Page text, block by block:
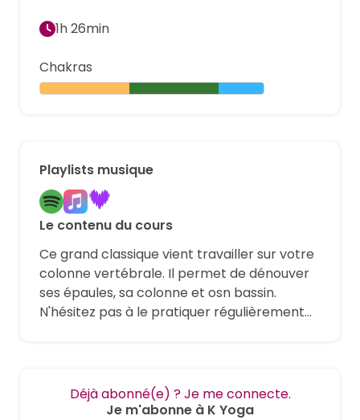
Chakras
1h 26min
Playlists musique
Le contenu du cours
Ce grand classique vient travailler sur votre
colonne vertébrale. Il permet de dénouver
ses épaules, sa colonne et osn bassin.
N'hésitez pas à le pratiquer régulièrement...
Déjà abonné(e) ? Je me connecte.
Je m'abonne à K Yoga